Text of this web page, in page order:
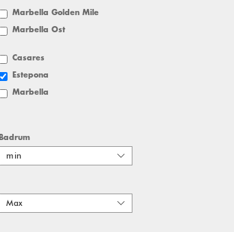
Marbella Golden Mile
Marbella Öst
Casares
Estepona
Marbella
Badrum
min
Max